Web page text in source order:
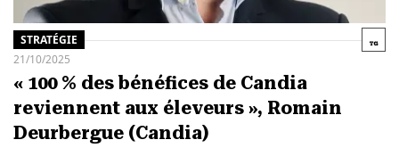
STRATÉGIE
21/10/2025
« 100 % des bénéfices de Candia
reviennent aux éleveurs », Romain
Deurbergue (Candia)